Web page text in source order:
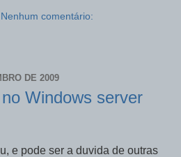
Nenhum comentário:
DE 2009
Windows server
e pode ser a duvida de outras